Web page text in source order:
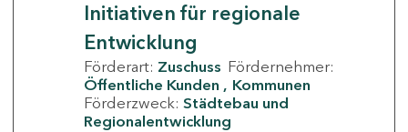
Initiativen für regionale
Entwicklung
Förderart: Zuschuss Fördernehmer:
Öffentliche Kunden
Kommunen
Förderzweck: Städtebau und
Regionalentwicklung